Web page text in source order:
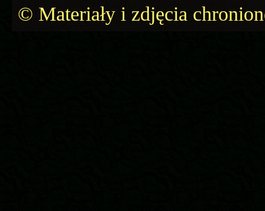
© Materiały i zdjęcia